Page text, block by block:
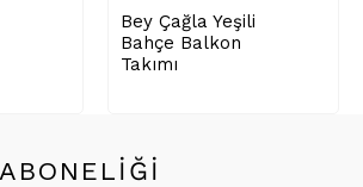
Bey Çağla Yeşili
Bahçe Balkon